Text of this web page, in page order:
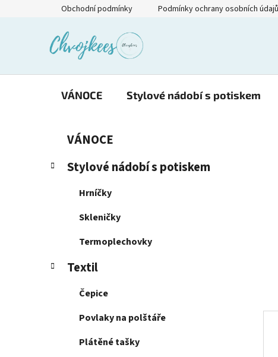
Obchodní podmínky Podmínky ochrany osobních údajů
VÁNOCE Stylové nádobí s potiskem
s
p
Přeskočit
kategorie
e
VÁNOCE
Stylové nádobí s potiskem
Hrníčky
Skleničky
Termoplechovky
Textil
Čepice
Povlaky na polštáře
Plátěné tašky